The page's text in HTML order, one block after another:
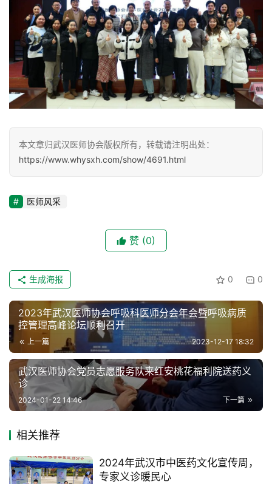
本文章归武汉医师协会版权所有，转载请注明出处：
https://www.whysxh.com/show/4691.html
医师风采
赞 (0)
0 0
生成海报
2023年武汉医师协会呼吸科医师分会年会暨呼吸病质
控管理高峰论坛顺利召开
上一篇 2023-12-17 18:32
武汉医师协会党员志愿服务队来红安桃花福利院送药义
诊
下一篇
2024-01-22 14:46
相关推荐
2024年武汉市中医药文化宣传周，
专家义诊暖民心